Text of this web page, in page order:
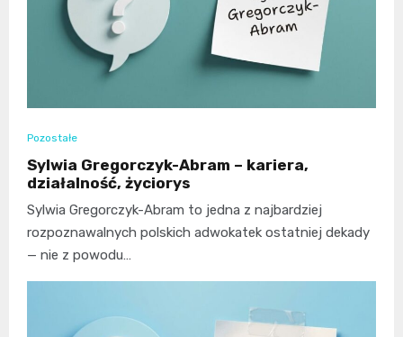
Pozostałe
Sylwia Gregorczyk-Abram – kariera,
działalność, życiorys
Sylwia Gregorczyk-Abram to jedna z najbardziej
rozpoznawalnych polskich adwokatek ostatniej dekady
— nie z powodu…